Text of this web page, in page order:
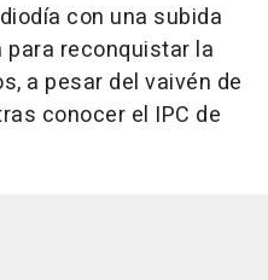
con una subida
para reconquistar la
a pesar del vaivén de
conocer el IPC de